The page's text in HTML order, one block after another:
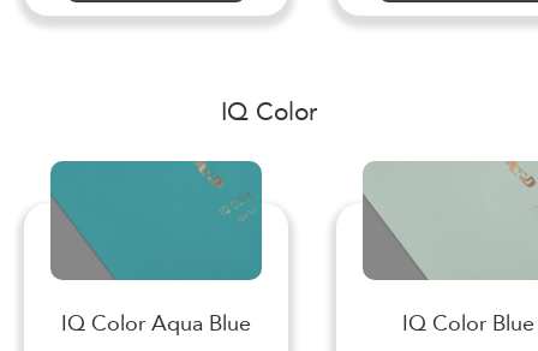
IQ Color
IQ Color Aqua Blue IQ Color Blue